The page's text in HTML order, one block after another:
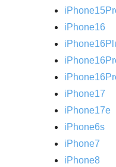
iPhone16
iPhone17
iPhone17e
iPhone6s
iPhone7
iPhone8